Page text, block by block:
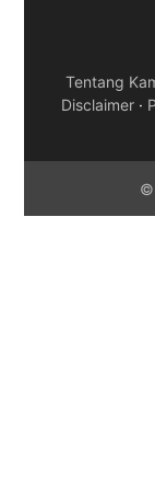
Tentang
Disclaimer ·
©